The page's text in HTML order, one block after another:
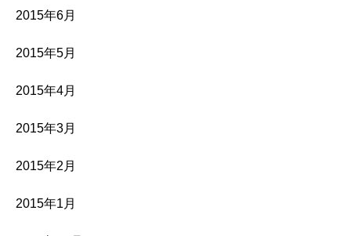
2015年6月
2015年5月
2015年4月
2015年3月
2015年2月
2015年1月